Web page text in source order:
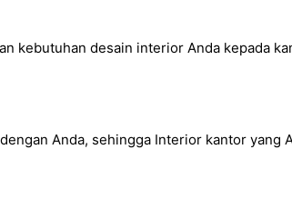
kebutuhan desain interior Anda kepada
Anda, sehingga Interior kantor